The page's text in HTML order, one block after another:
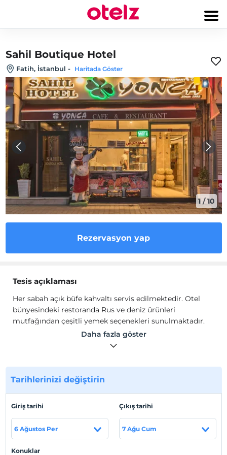
Sahil Boutique Hotel
Fatih, İstanbul - Haritada Göster
1 /10
Rezervasyon yap
Tesis açıklaması
Her sabah açık büfe kahvaltı servis edilmektedir. Otel
bünyesindeki restoranda Rus ve deniz ürünleri
mutfağından çeşitli yemek seçenekleri sunulmaktadır.
Her sabah açık büfe kahvaltı servis edilmektedir. Otel
bünyesindeki restoranda Rus ve deniz ürünleri
Günün 24 saati açık resepsiyonda konuşulan diller
arasında Arapça, Rusça ve İngilizce bulunmaktadır. En
Her sabah açık büfe kahvaltı servis edilmektedir. Otel
bünyesindeki restoranda Rus ve deniz ürünleri
mutfağından çeşitli yemek seçenekleri sunulmaktadır.
Daha fazla göster
Tarihlerinizi değiştirin
Giriş tarihi
6 Ağustos Per
Çıkış tarihi
7 Ağu Cum
Konuklar